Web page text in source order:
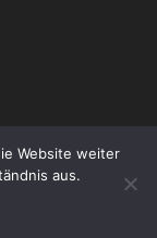
Website weiter
aus.